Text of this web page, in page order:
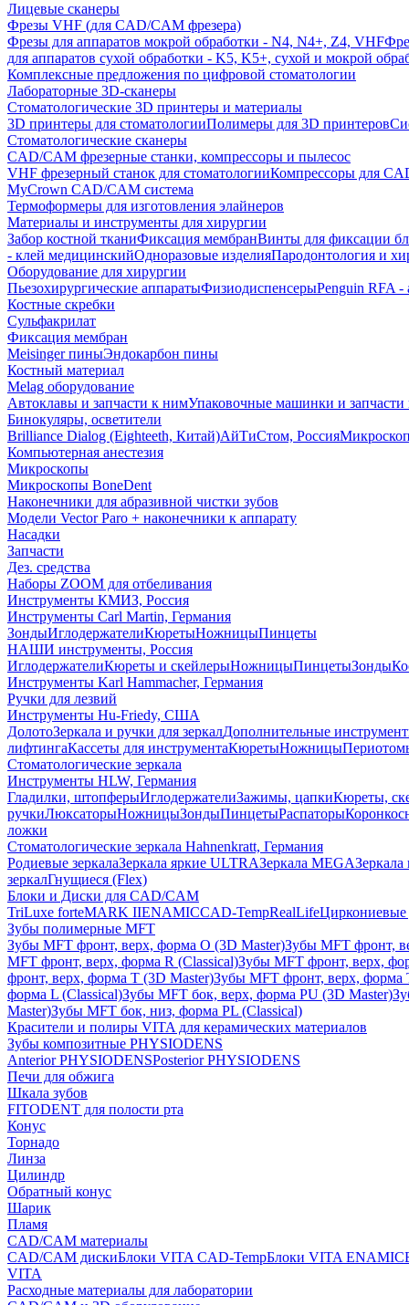
Лицевые сканеры
Фрезы VHF (для CAD/CAM фрезера)
Фрезы для аппаратов мокрой обработки - N4, N4+, Z4, VHF
для аппаратов сухой обработки - K5, K5+, сухой и мокрой
Комплексные предложения по цифровой стоматологии
Лабораторные 3D-сканеры
Стоматологические 3D принтеры и материалы
3D принтеры для стоматологииПолимеры для 3D принтеров
Стоматологические сканеры
CAD/CAM фрезерные станки, компрессоры и пылесос
VHF фрезерный станок для стоматологииКомпрессоры для
MyCrown CAD/CAM система
Термоформеры для изготовления элайнеров
Материалы и инструменты для хирургии
Забор костной тканиФиксация мембранВинты для фиксации
- клей медицинскийОдноразовые изделияПародонтология и
Оборудование для хирургии
Пьезохирургические аппаратыФизиодиспенсерыPenguin RFA -
Костные скребки
Сульфакрилат
Фиксация мембран
Meisinger пиныЭндокарбон пины
Костный материал
Melag оборудование
Автоклавы и запчасти к нимУпаковочные машинки и
Бинокуляры, осветители
Brilliance Dialog (Eighteeth, Китай)АйТиСтом, Россия
Компьютерная анестезия
Микроскопы
Микроскопы BoneDent
Наконечники для абразивной чистки зубов
Модели Vector Paro + наконечники к аппарату
Насадки
Запчасти
Дез. средства
Наборы ZOOM для отбеливания
Инструменты КМИЗ, Россия
Инструменты Carl Martin, Германия
ЗондыИглодержателиКюретыНожницыПинцеты
НАШИ инструменты, Россия
ИглодержателиКюреты и скейлерыНожницыПинцетыЗонды
Инструменты Karl Hammacher, Германия
Ручки для лезвий
Инструменты Hu-Friedy, США
ДолотоЗеркала и ручки для зеркалДополнительные
лифтингаКассеты для инструментаКюретыНожницы
Стоматологические зеркала
Инструменты HLW, Германия
Гладилки, штопферыИглодержателиЗажимы, цапкиКюреты,
ручкиЛюксаторыНожницыЗондыПинцетыРаспаторы
ложки
Стоматологические зеркала Hahnenkratt, Германия
Родиевые зеркалаЗеркала яркие ULTRAЗеркала MEGAЗеркала
зеркалГнущиеся (Flex)
Блоки и Диски для CAD/CAM
TriLuxe forteMARK IIENAMICCAD-TempRealLifeЦиркониевые
Зубы полимерные MFT
Зубы MFT фронт, верх, форма O (3D Master)Зубы MFT фронт,
MFT фронт, верх, форма R (Classical)Зубы MFT фронт, верх,
фронт, верх, форма T (3D Master)Зубы MFT фронт, верх, форма
форма L (Classical)Зубы MFT бок, верх, форма PU (3D Master)
Master)Зубы MFT бок, низ, форма PL (Classical)
Красители и полиры VITA для керамических материалов
Зубы композитные PHYSIODENS
Anterior PHYSIODENSPosterior PHYSIODENS
Печи для обжига
Шкала зубов
FITODENT для полости рта
Конус
Торнадо
Линза
Цилиндр
Обратный конус
Шарик
Пламя
CAD/CAM материалы
CAD/CAM дискиБлоки VITA CAD-TempБлоки VITA ENAMIC
VITA
Расходные материалы для лаборатории